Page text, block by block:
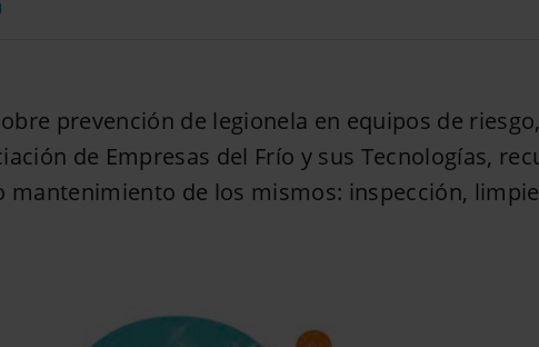
prevención de legionela en equipos de
de Empresas del Frío y sus Tecnologías,
mantenimiento de los mismos: inspección,